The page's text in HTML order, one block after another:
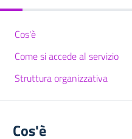
Cos'è
Come si accede al servizio
Struttura organizzativa
Cos'è